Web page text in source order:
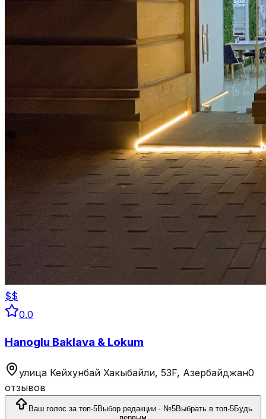
$$
0.0
Hanoglu Baklava & Lokum
улица Кейхунбай Хакыбайли, 53F, Азербайджан0
отзывов
Ваш голос за топ-5Выбор редакции · №5Выбрать в топ-5Будь